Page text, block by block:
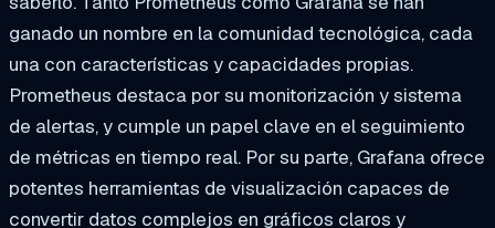
ganado un nombre en la comunidad tecnológica, cada
una con características y capacidades propias.
Prometheus destaca por su monitorización y sistema
de alertas, y cumple un papel clave en el seguimiento
de métricas en tiempo real. Por su parte, Grafana ofrece
potentes herramientas de visualización capaces de
convertir datos complejos en gráficos claros y